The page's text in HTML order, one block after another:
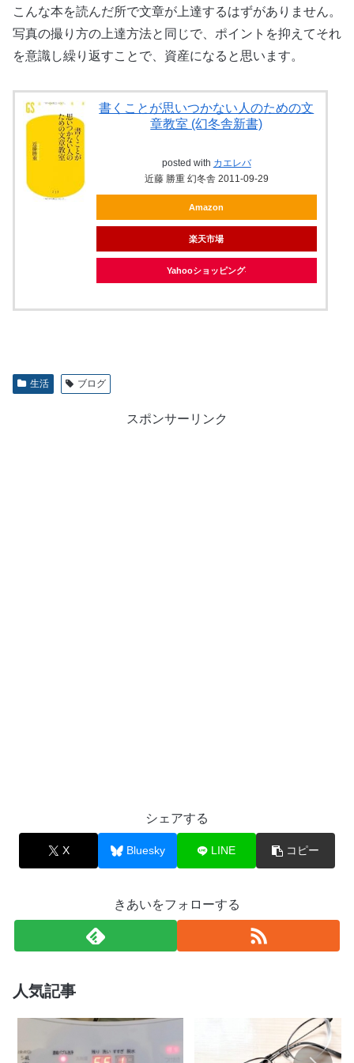
こんな本を読んだ所で文章が上達するはずがありません。
写真の撮り方の上達方法と同じで、ポイントを抑えてそれ
を意識し繰り返すことで、資産になると思います。
書くことが思いつかない人のための文
章教室 (幻冬舎新書)
posted with カエレバ
近藤 勝重 幻冬舎 2011-09-29
Amazon
楽天市場
Yahooショッピング
生活 ブログ
スポンサーリンク
シェアする
X Bluesky LINE コピー
きあいをフォローする
人気記事